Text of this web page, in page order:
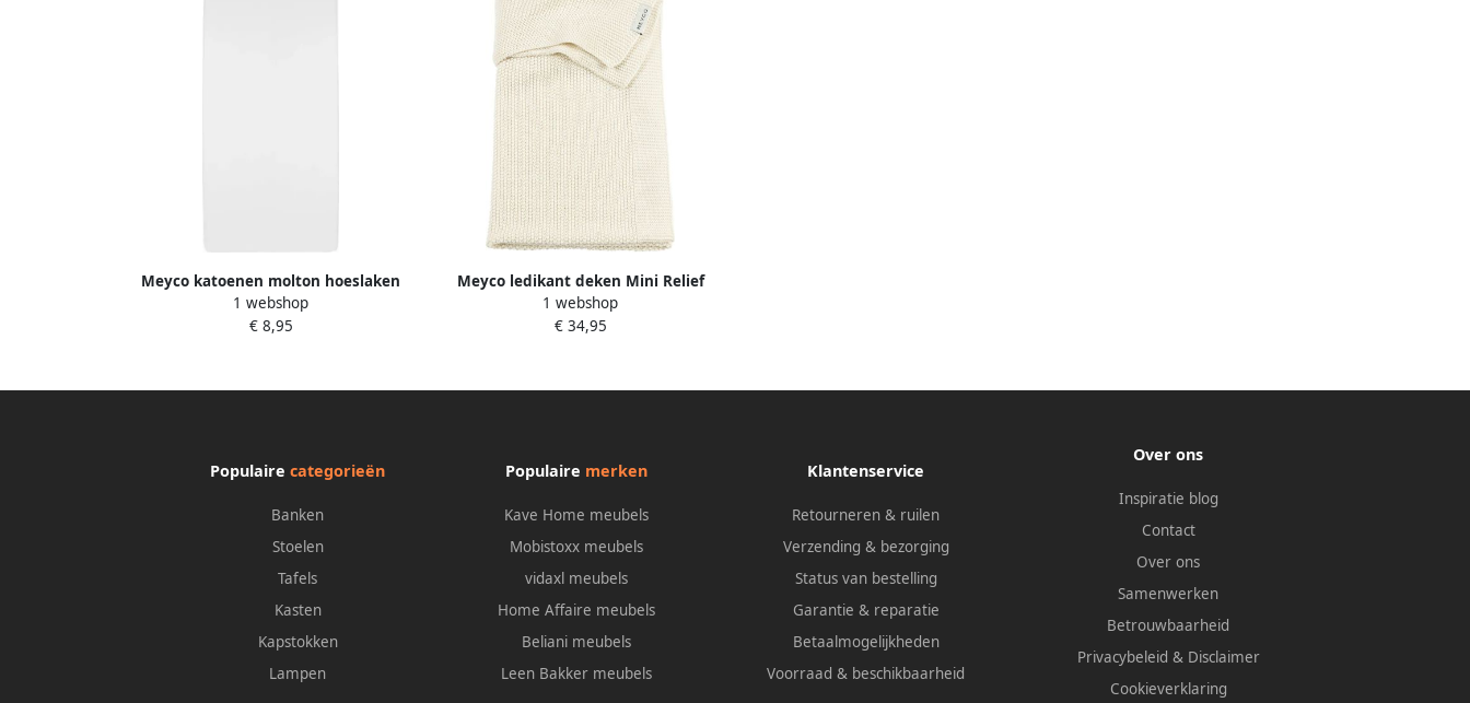
Meyco katoenen molton hoeslaken
ledikant 60x120 cm
1 webshop
€ 8,95
Meyco ledikant deken Mini Relief
natural
1 webshop
€ 34,95
Populairecategorieën
Banken
Stoelen
Tafels
Kasten
Kapstokken
Lampen
Populaire merken
Kave Home meubels
Mobistoxx meubels
vidaxl meubels
Home Affaire meubels
Beliani meubels
Leen Bakker meubels
Klantenservice
Retourneren & ruilen
Verzending & bezorging
Status van bestelling
Garantie & reparatie
Betaalmogelijkheden
Voorraad & beschikbaarheid
Over ons
Inspiratie blog
Contact
Over ons
Samenwerken
Betrouwbaarheid
Privacybeleid & Disclaimer
Cookieverklaring